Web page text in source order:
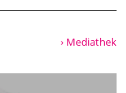
Ja. Und es ist
› Mediathek